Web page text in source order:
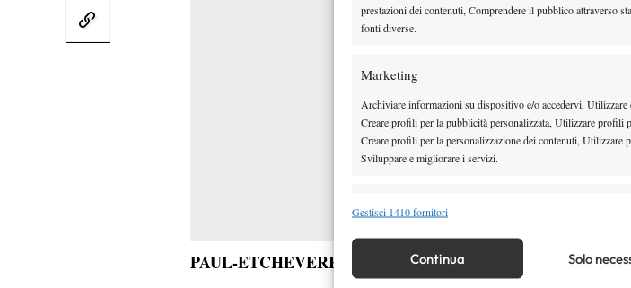
prestazioni dei contenuti, Comprendere il pubblico attraverso
fonti diverse.
Marketing
Archiviare informazioni su dispositivo e/o accedervi,
Creare profili per la pubblicità personalizzata, Utilizzare profili
Creare profili per la personalizzazione dei contenuti, Utilizzare
Sviluppare e migliorare i servizi.
Funzionalità
Identificare i dispositivi in base alle informazioni trasmesse
Gestisci 1410 fornitori
Continua Solo
PAUL-ETCHEVERRY RINVIATA, QUANDO SI GIOCA?